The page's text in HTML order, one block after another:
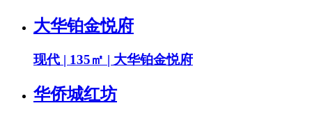
大华铂金悦府
现代 | 135㎡ | 大华铂金悦府
华侨城红坊